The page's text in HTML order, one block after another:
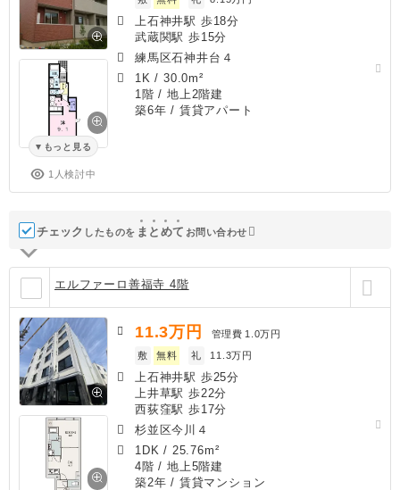
もっと見る
1人検討中
上石神井駅 歩18分
武蔵関駅 歩15分
練馬区石神井台４
1K /30.0m²
1階 / 地上2階建
築6年 / 賃貸アパート
チェック したものを ま と めて お問い合わせ
エルファーロ善福寺 4階
11.3万円 管理費 1.0万円
敷
無料 礼 11.3万円
上石神井駅 歩25分
上井草駅 歩22分
西荻窪駅 歩17分
杉並区今川４
1DK / 25.76m²
4階 / 地上5階建
築2年 / 賃貸マンション